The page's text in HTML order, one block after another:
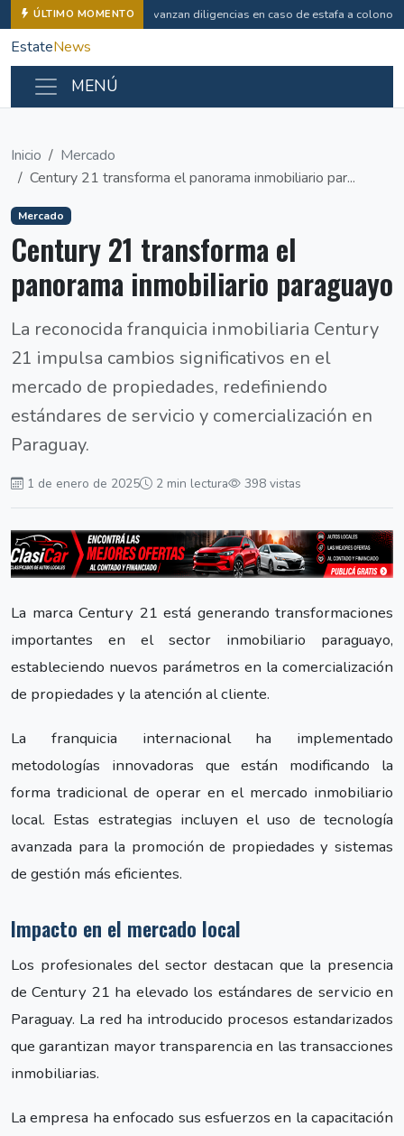
ÚLTIMO MOMENTO Avanzan diligencias en caso de estafa a
EstateNews
MENÚ
Inicio
Mercado
Century 21 transforma el panorama inmobiliario par...
Mercado
Century 21 transforma el
panorama inmobiliario paraguayo
La reconocida franquicia inmobiliaria Century
21 impulsa cambios significativos en el
mercado de propiedades, redefiniendo
estándares de servicio y comercialización en
Paraguay.
1 de enero de 2025 2 min lectura 398 vistas
La marca Century 21 está generando transformaciones
importantes en el sector inmobiliario paraguayo,
estableciendo nuevos parámetros en la comercialización
de propiedades y la atención al cliente.
La franquicia internacional ha implementado
metodologías innovadoras que están modificando la
forma tradicional de operar en el mercado inmobiliario
local. Estas estrategias incluyen el uso de tecnología
avanzada para la promoción de propiedades y sistemas
de gestión más eficientes.
Impacto en el mercado local
Los profesionales del sector destacan que la presencia
de Century 21 ha elevado los estándares de servicio en
Paraguay. La red ha introducido procesos estandarizados
que garantizan mayor transparencia en las transacciones
inmobiliarias.
La empresa ha enfocado sus esfuerzos en la capacitación